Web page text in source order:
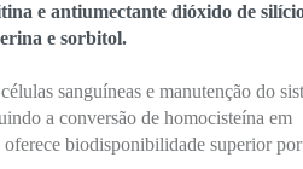
e antiumectante dióxido de
e sorbitol.
sanguíneas e manutenção do
a conversão de homocisteína em
biodisponibilidade superior